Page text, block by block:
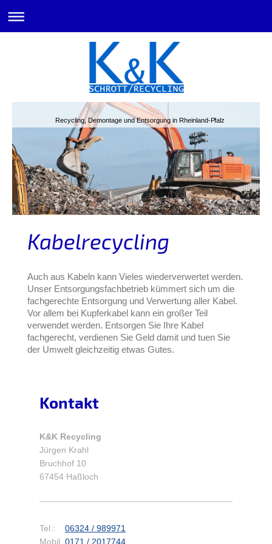
Recycling, Demontage und Entsorgung in Rheinland-Pfalz
Kabelrecycling
Auch aus Kabeln kann Vieles wiederverwertet werden.
Unser Entsorgungsfachbetrieb kümmert sich um die
fachgerechte Entsorgung und Verwertung aller Kabel.
Vor allem bei Kupferkabel kann ein großer Teil
verwendet werden. Entsorgen Sie Ihre Kabel
fachgerecht, verdienen Sie Geld damit und tuen Sie
der Umwelt gleichzeitig etwas Gutes.
Kontakt
K&K Recycling
Jürgen Krahl
Bruchhof 10
67454 Haßloch
Tel.: 06324 / 989971
Mobil 0171 / 2017744